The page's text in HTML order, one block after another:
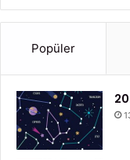
Popüler